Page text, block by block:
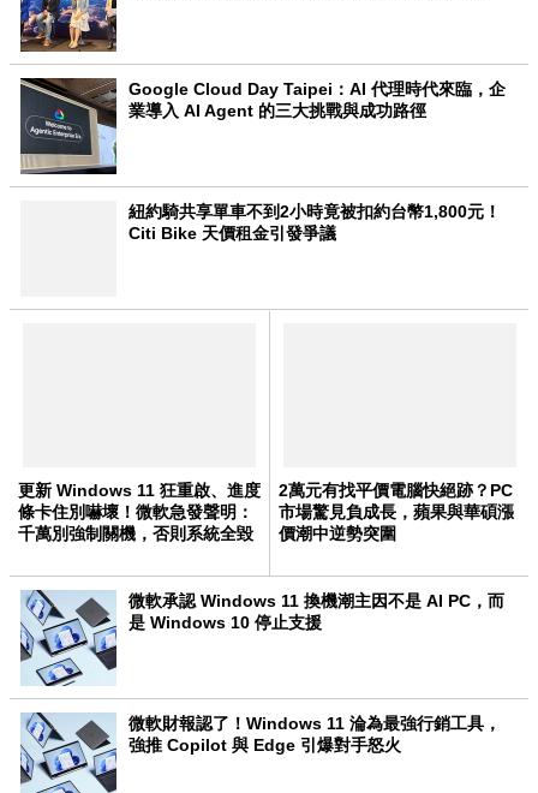
Google Cloud Day Taipei：AI 代理時代來臨，企
業導入 AI Agent 的三大挑戰與成功路徑
紐約騎共享單車不到2小時竟被扣約台幣1,800元！
Citi Bike 天價租金引發爭議
更新 Windows 11 狂重啟、進度
條卡住別嚇壞！微軟急發聲明：
千萬別強制關機，否則系統全毀
2萬元有找平價電腦快絕跡？PC
市場驚見負成長，蘋果與華碩漲
價潮中逆勢突圍
微軟承認 Windows 11 換機潮主因不是 AI PC，而
是 Windows 10 停止支援
微軟財報認了！Windows 11 淪為最強行銷工具，
強推 Copilot 與 Edge 引爆對手怒火